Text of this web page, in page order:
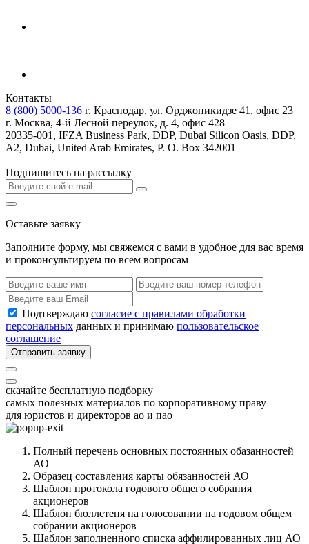
Контакты
8 (800) 5000-136 г. Краснодар, ул. Орджоникидзе 41, офис 23
г. Москва, 4-й Лесной переулок, д. 4, офис 428
20335-001, IFZA Business Park, DDP, Dubai Silicon Oasis, DDP,
A2, Dubai, United Arab Emirates, P. O. Box 342001
Подпишитесь на рассылку
Оставьте заявку
Заполните форму, мы свяжемся с вами в удобное для вас время
и проконсультируем по всем вопросам
Подтверждаю согласие с правилами обработки
персональных данных и принимаю пользовательское
соглашение
Отправить заявку
скачайте бесплатную подборку
самых полезных материалов по корпоративному праву
для юристов и директоров ао и пао
Полный перечень основных постоянных обазанностей
АО
Образец составления карты обязанностей АО
Шаблон протокола годового общего собрания
акционеров
Шаблон бюллетеня на голосовании на годовом общем
собрании акционеров
Шаблон заполненного списка аффилированных лиц АО